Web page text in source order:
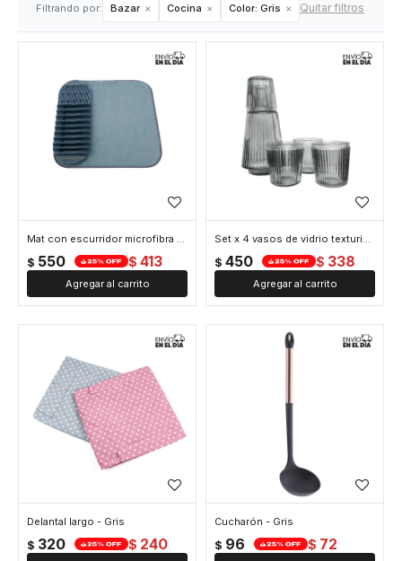
Filtrando por: Bazar Cocina Color: Gris Quitar filtros
Mat con escurridor microfibra - Gris
$ 550 $ 413
Set x 4 vasos de vidrio texturizado más jarra - Gris
$ 450 $ 338
Delantal largo - Gris
$ 320 $ 240
Cucharón - Gris
$ 96 $ 72